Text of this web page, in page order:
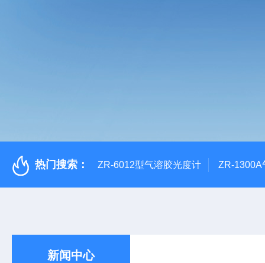
热门搜索： ZR-6012型气溶胶光度计 ZR-1300A
新闻中心